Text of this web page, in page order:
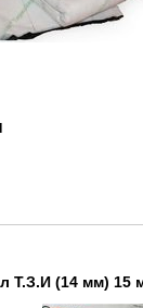
Т.З.И (14 мм) 15